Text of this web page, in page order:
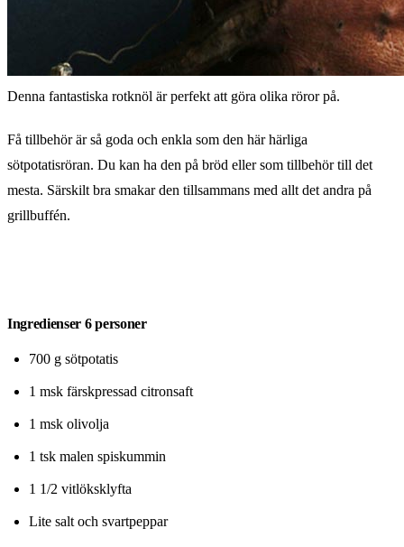
Denna fantastiska rotknöl är perfekt att göra olika röror på.
Få tillbehör är så goda och enkla som den här härliga
sötpotatisröran. Du kan ha den på bröd eller som tillbehör till det
mesta. Särskilt bra smakar den tillsammans med allt det andra på
grillbuffén.
Ingredienser 6 personer
700 g sötpotatis
1 msk färskpressad citronsaft
1 msk olivolja
1 tsk malen spiskummin
1 1/2 vitlöksklyfta
Lite salt och svartpeppar